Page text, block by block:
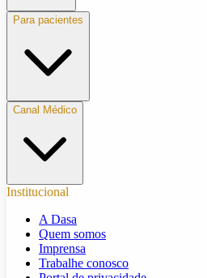
Para pacientes
Canal Médico
Institucional
A Dasa
Quem somos
Imprensa
Trabalhe conosco